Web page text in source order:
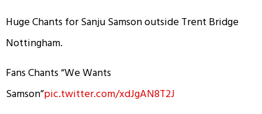
Huge Chants for Sanju Samson outside Trent Bridge
Nottingham.
Fans Chants “We Wants
Samson”pic.twitter.com/xdJgAN8T2J